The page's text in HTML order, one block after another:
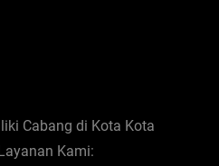
Cabang di Kota Kota
Kami: